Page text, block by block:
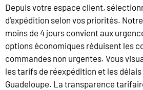
Depuis votre espace client,
d’expédition selon vos priorités.
moins de 4 jours convient aux
options économiques réduisent les
commandes non urgentes. Vous
les tarifs de réexpédition et les
Guadeloupe. La transparence